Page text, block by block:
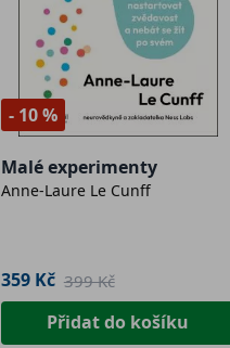
- 10 %
Malé experimenty
Anne-Laure Le Cunff
359 Kč 399 Kč
Přidat do košíku